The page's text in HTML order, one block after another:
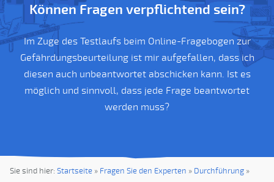
Können Fragen verpflichtend sein?
Im Zuge des Testlaufs beim Online-Fragebogen zur
Gefährdungsbeurteilung ist mir aufgefallen, dass ich
diesen auch unbeantwortet abschicken kann. Ist es
möglich und sinnvoll, dass jede Frage beantwortet
werden muss?
Sie sind hier: Startseite » Fragen Sie den Experten » Durchführung »